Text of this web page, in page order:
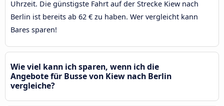
Uhrzeit. Die günstigste Fahrt auf der Strecke Kiew nach
Berlin ist bereits ab 62 € zu haben. Wer vergleicht kann
Bares sparen!
Wie viel kann ich sparen, wenn ich die
Angebote für Busse von Kiew nach Berlin
vergleiche?